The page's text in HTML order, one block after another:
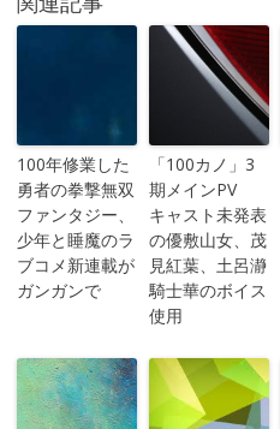
100年修業した
勇者の拳撃無双
ファンタジー、
少年と睡魔のラ
ブコメ新連載が
ガンガンで
「100カノ」3
期メインPV
キャスト未発表
の優敷山女、茂
見紅葉、土呂瀞
騎士華のボイス
使用